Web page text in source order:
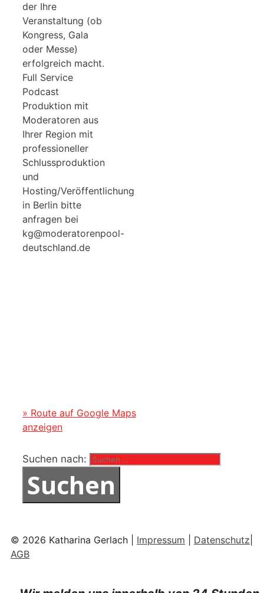
der Ihre
Veranstaltung (ob
Kongress, Gala
oder Messe)
erfolgreich macht.
Full Service
Podcast
Produktion mit
Moderatoren aus
Ihrer Region mit
professioneller
Schlussproduktion
und
Hosting/Veröffentlichung
in Berlin bitte
anfragen bei
kg@moderatorenpool-
deutschland.de
» Route auf Google Maps
anzeigen
Suchen nach:
© 2026 Katharina Gerlach | Impressum Datenschutz
AGB